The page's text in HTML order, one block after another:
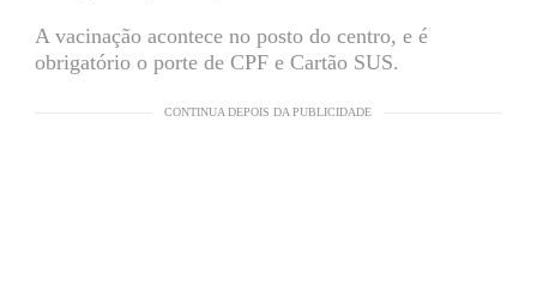
A vacinação acontece no posto do centro, e é
obrigatório o porte de CPF e Cartão SUS.
CONTINUA DEPOIS DA PUBLICIDADE